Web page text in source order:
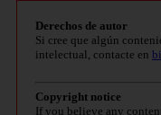
Derechos de autor
Si cree que algún
intelectual, contacte en
Copyright notice
If you believe any